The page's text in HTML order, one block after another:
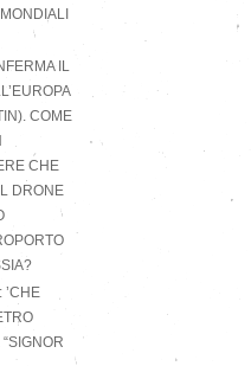
IL
COME
CHE
DRONE
’CHE